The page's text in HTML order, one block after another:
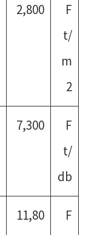
2,800
F
t/
m
2
7,300
F
t/
db
11,80
F